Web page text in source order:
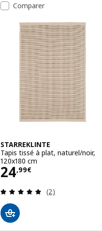
Option : TIDTABELL, Tapis
Option : TIDTABELL, Tapis
Option : TIDTABELL, Tapis
Option : TIDTABELL, Tapis
Comparer
STARREKLINTE
Tapis tissé à plat, naturel/noir,
120x180 cm
24,99€
Prix 24,99€
Révision: 5
(2)